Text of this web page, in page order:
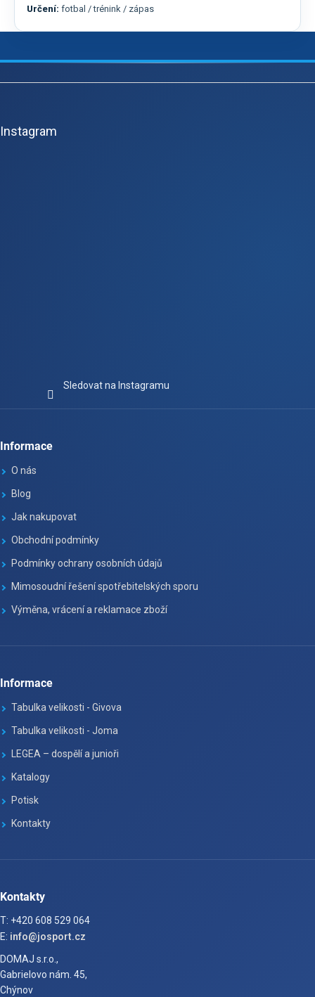
Určení: fotbal / trénink / zápas
Z
Instagram
Sledovat na Instagramu
Informace
O nás
Blog
Jak nakupovat
Obchodní podmínky
Podmínky ochrany osobních údajů
Mimosoudní řešení spotřebitelských sporu
Výměna, vrácení a reklamace zboží
Informace
Tabulka velikosti - Givova
Tabulka velikosti - Joma
LEGEA – dospělí a junioři
Katalogy
Potisk
Kontakty
Kontakty
T: +420 608 529 064
E: info@josport.cz
DOMAJ s.r.o.,
Gabrielovo nám. 45,
Chýnov